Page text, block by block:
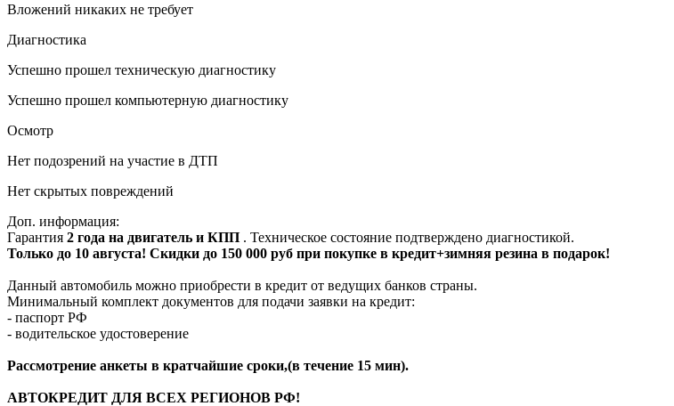
Вложений никаких не требует
Диагностика
Успешно прошел техническую диагностику
Успешно прошел компьютерную диагностику
Осмотр
Нет подозрений на участие в ДТП
Нет скрытых повреждений
Доп. информация:
Гарантия 2 года на двигатель и КПП . Техническое состояние подтверждено диагностикой.
Только до 10 августа! Скидки до 150 000 руб при покупке в кредит+зимняя резина в подарок!
Данный автомобиль можно приобрести в кредит от ведущих банков страны.
Минимальный комплект документов для подачи заявки на кредит:
- паспорт РФ
- водительское удостоверение
Рассмотрение анкеты в кратчайшие сроки,(в течение 15 мин).
АВТОКРЕДИТ ДЛЯ ВСЕХ РЕГИОНОВ РФ!